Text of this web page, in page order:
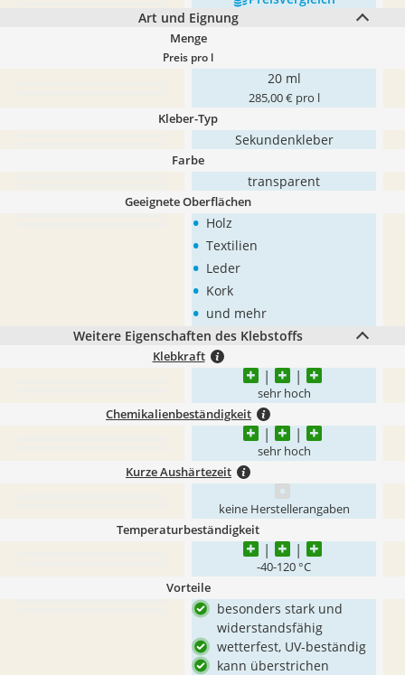
Art und Eignung
Menge
Preis pro l
20 ml
285,00 € pro l
Kleber-Typ
Sekundenkleber
Farbe
transparent
Geeignete Oberflächen
• Holz
• Textilien
• Leder
• Kork
• und mehr
Weitere Eigenschaften des Klebstoffs
Klebkraft
sehr hoch
Chemikalienbeständigkeit
sehr hoch
Kurze Aushärtezeit
keine Herstellerangaben
Temperaturbeständigkeit
-40-120 °C
Vorteile
besonders stark und
widerstandsfähig
wetterfest, UV-beständig
kann überstrichen